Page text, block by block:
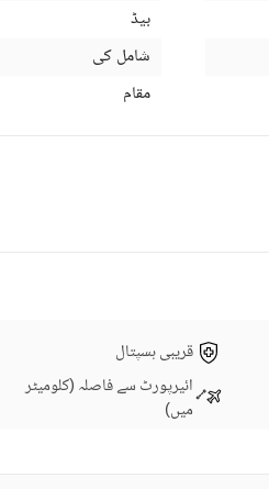
بیڈ
شامل کی
مقام
قریبی ہسپتال
ائیرپورٹ سے فاصلہ (کلومیٹر
میں)